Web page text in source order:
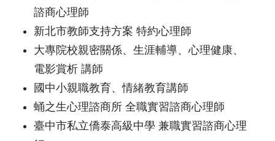
諮商心理師
新北市教師支持方案 特約心理師
大專院校親密關係、生涯輔導、心理健康、
電影賞析 講師
國中小親職教育、情緒教育講師
蛹之生心理諮商所 全職實習諮商心理師
臺中市私立僑泰高級中學 兼職實習諮商心理